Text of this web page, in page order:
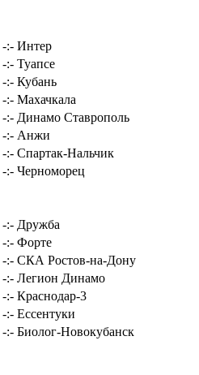
-:- Интер
-:- Туапсе
-:- Кубань
-:- Махачкала
-:- Динамо Ставрополь
-:- Анжи
-:- Спартак-Нальчик
-:- Черноморец
-:- Дружба
-:- Форте
-:- СКА Ростов-на-Дону
-:- Легион Динамо
-:- Краснодар-3
-:- Ессентуки
-:- Биолог-Новокубанск